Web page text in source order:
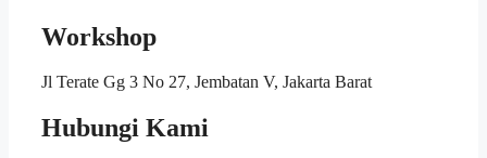
Workshop
Jl Terate Gg 3 No 27, Jembatan V, Jakarta Barat
Hubungi Kami